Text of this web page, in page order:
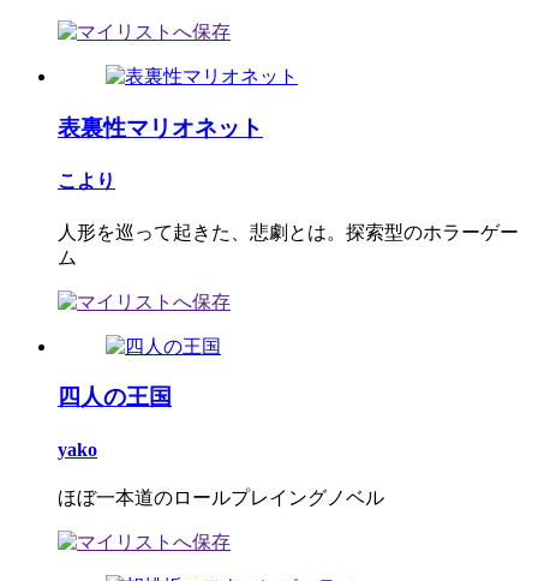
表裏性マリオネット
こより
人形を巡って起きた、悲劇とは。探索型のホラーゲー
ム
四人の王国
yako
ほぼ一本道のロールプレイングノベル